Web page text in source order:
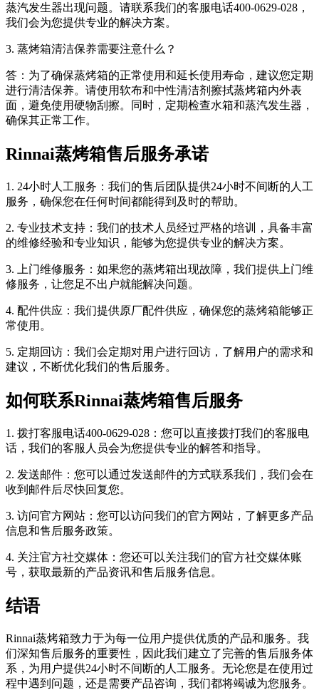
蒸汽发生器出现问题。请联系我们的客服电话400-0629-028，
我们会为您提供专业的解决方案。
3. 蒸烤箱清洁保养需要注意什么？
答：为了确保蒸烤箱的正常使用和延长使用寿命，建议您定期
进行清洁保养。请使用软布和中性清洁剂擦拭蒸烤箱内外表
面，避免使用硬物刮擦。同时，定期检查水箱和蒸汽发生器，
确保其正常工作。
Rinnai蒸烤箱售后服务承诺
1. 24小时人工服务：我们的售后团队提供24小时不间断的人工
服务，确保您在任何时间都能得到及时的帮助。
2. 专业技术支持：我们的技术人员经过严格的培训，具备丰富
的维修经验和专业知识，能够为您提供专业的解决方案。
3. 上门维修服务：如果您的蒸烤箱出现故障，我们提供上门维
修服务，让您足不出户就能解决问题。
4. 配件供应：我们提供原厂配件供应，确保您的蒸烤箱能够正
常使用。
5. 定期回访：我们会定期对用户进行回访，了解用户的需求和
建议，不断优化我们的售后服务。
如何联系Rinnai蒸烤箱售后服务
1. 拨打客服电话400-0629-028：您可以直接拨打我们的客服电
话，我们的客服人员会为您提供专业的解答和指导。
2. 发送邮件：您可以通过发送邮件的方式联系我们，我们会在
收到邮件后尽快回复您。
3. 访问官方网站：您可以访问我们的官方网站，了解更多产品
信息和售后服务政策。
4. 关注官方社交媒体：您还可以关注我们的官方社交媒体账
号，获取最新的产品资讯和售后服务信息。
结语
Rinnai蒸烤箱致力于为每一位用户提供优质的产品和服务。我
们深知售后服务的重要性，因此我们建立了完善的售后服务体
系，为用户提供24小时不间断的人工服务。无论您是在使用过
程中遇到问题，还是需要产品咨询，我们都将竭诚为您服务。